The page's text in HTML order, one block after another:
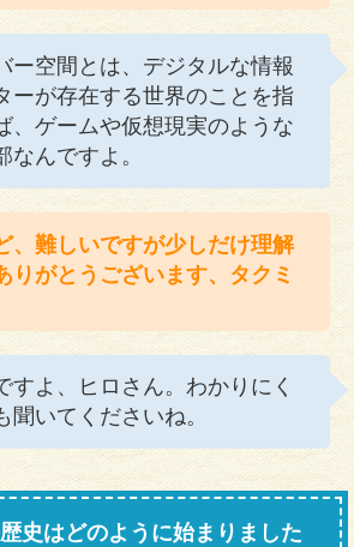
ー空間とは、デジタルな情報
ーが存在する世界のことを指
、ゲームや仮想現実のような
なんですよ。
、難しいですが少しだけ理解
りがとうございます、タクミ
すよ、ヒロさん。わかりにく
聞いてくださいね。
史はどのように始まりました